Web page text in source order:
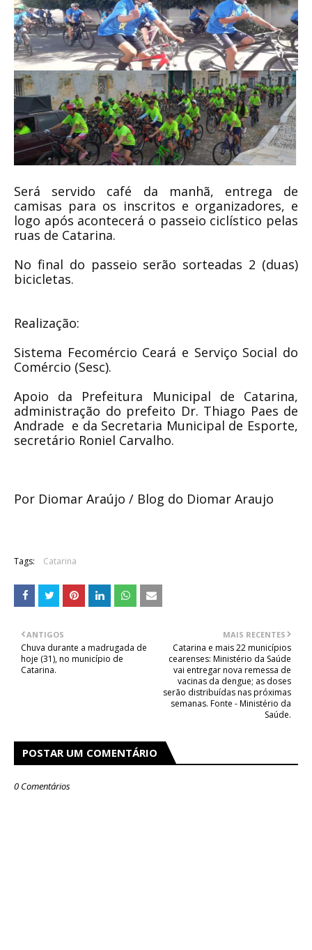
Será servido café da manhã, entrega de
camisas para os inscritos e organizadores, e
logo após acontecerá o passeio ciclístico pelas
ruas de Catarina.
No final do passeio serão sorteadas 2 (duas)
bicicletas.
Realização:
Sistema Fecomércio Ceará e Serviço Social do
Comércio (Sesc).
Apoio da Prefeitura Municipal de Catarina,
administração do prefeito Dr. Thiago Paes de
Andrade e da Secretaria Municipal de Esporte,
secretário Roniel Carvalho.
Por Diomar Araújo / Blog do Diomar Araujo
Tags: Catarina
MAIS RECENTES
Catarina e mais 22 municípios
cearenses: Ministério da Saúde
vai entregar nova remessa de
vacinas da dengue; as doses
serão distribuídas nas próximas
semanas. Fonte - Ministério da
Saúde.
ANTIGOS
Chuva durante a madrugada de
hoje (31), no município de
Catarina.
POSTAR UM COMENTÁRIO
0 Comentários